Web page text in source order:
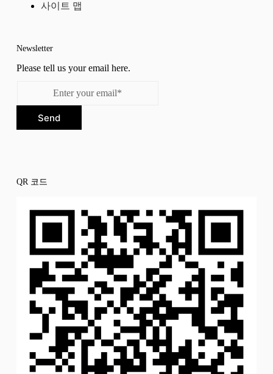
사이트 맵
Newsletter
Please tell us your email here.
Send
QR 코드